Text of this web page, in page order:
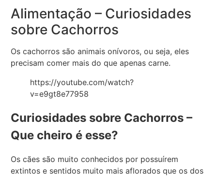
Alimentação – Curiosidades
sobre Cachorros
Os cachorros são animais onívoros, ou seja, eles
precisam comer mais do que apenas carne.
https://youtube.com/watch?
v=e9gt8e77958
Curiosidades sobre Cachorros –
Que cheiro é esse?
Os cães são muito conhecidos por possuírem
extintos e sentidos muito mais aflorados que os dos